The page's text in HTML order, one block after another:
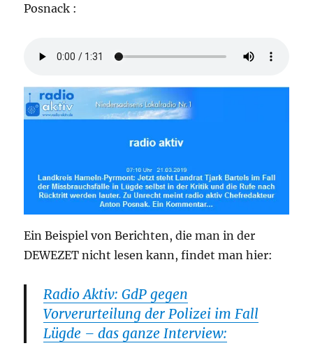
Posnack :
Ein Beispiel von Berichten, die man in der
DEWEZET nicht lesen kann, findet man hier:
Radio Aktiv: GdP gegen
Vorverurteilung der Polizei im Fall
Lügde – das ganze Interview: